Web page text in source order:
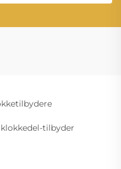
klokkedel-tilbyder